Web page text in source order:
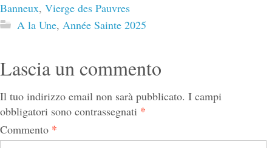
Banneux, Vierge des Pauvres
A la Une, Année Sainte 2025
Lascia un commento
Il tuo indirizzo email non sarà pubblicato. I campi
obbligatori sono contrassegnati *
Commento *